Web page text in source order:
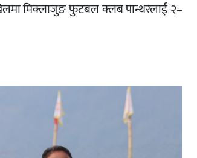
मिक्लाजुङ फुटबल क्लब पान्थरलाई २–